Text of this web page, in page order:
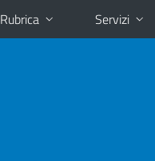
Rubrica Servizi